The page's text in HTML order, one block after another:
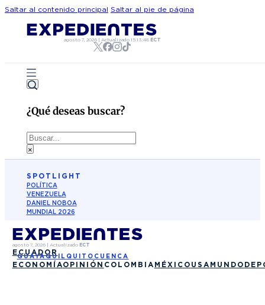
Saltar al contenido principal Saltar al pie de página
agosto 7, 2026 |Actualizado15:13:48 ECT
¿Qué deseas buscar?
Buscar
×
SPOTLIGHT
POLÍTICA
VENEZUELA
DANIEL NOBOA
MUNDIAL 2026
agosto 7, 2026| Actualizado ECT
ECUADOR
GUAYAQUIL QUITO CUENCA
ECONOMÍAOPINIÓN COLOMBIA MÉXICO USA MUNDO